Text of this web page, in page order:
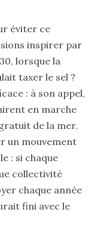
éviter ce
inspirer par
lorsque la
taxer le sel ?
: à son appel,
en marche
de la mer.
un mouvement
: si chaque
collectivité
chaque année
fini avec le